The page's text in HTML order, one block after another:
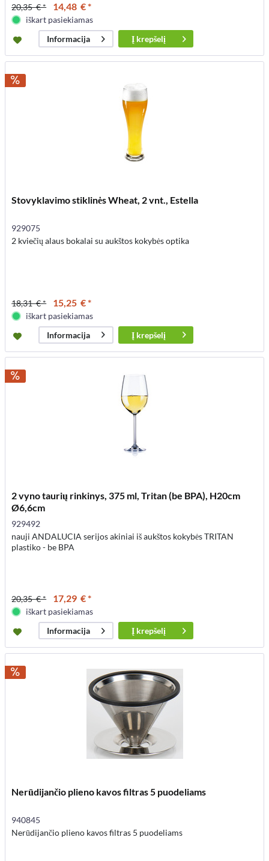
20,35 € * 14,48 € *
iškart pasiekiamas
Informacija
Į krepšelį
Stovyklavimo stiklinės Wheat, 2 vnt., Estella
929075
2 kviečių alaus bokalai su aukštos kokybės optika
18,31 € * 15,25 € *
iškart pasiekiamas
Informacija
Į krepšelį
2 vyno taurių rinkinys, 375 ml, Tritan (be BPA), H20cm
Ø6,6cm
929492
nauji ANDALUCIA serijos akiniai iš aukštos kokybės TRITAN
plastiko - be BPA
20,35 € * 17,29 € *
iškart pasiekiamas
Informacija
Į krepšelį
Nerūdijančio plieno kavos filtras 5 puodeliams
940845
Nerūdijančio plieno kavos filtras 5 puodeliams